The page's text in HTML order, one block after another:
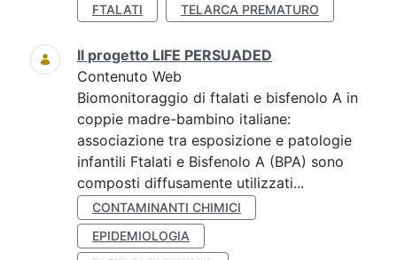
FTALATI
TELARCA PREMATURO
Il progetto LIFE PERSUADED
Contenuto Web
Biomonitoraggio di ftalati e bisfenolo A in
coppie madre-bambino italiane:
associazione tra esposizione e patologie
infantili Ftalati e Bisfenolo A (BPA) sono
composti diffusamente utilizzati...
CONTAMINANTI CHIMICI
EPIDEMIOLOGIA